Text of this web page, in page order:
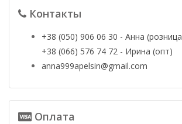
Контакты
+38 (050) 906 06 30 - Анна
+38 (066) 576 74 72 - Ирина (опт)
anna999apelsin@gmail.com
Оплата